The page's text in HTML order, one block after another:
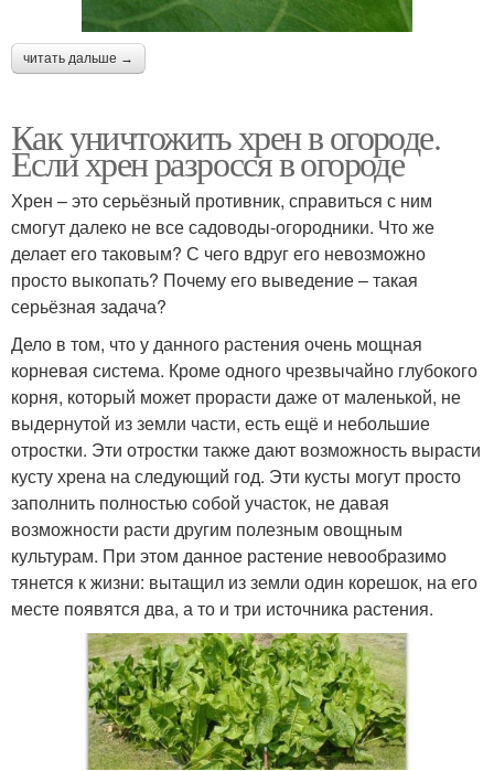
читать дальше →
Как уничтожить хрен в огороде.
Если хрен разросся в огороде
Хрен – это серьёзный противник, справиться с ним
смогут далеко не все садоводы-огородники. Что же
делает его таковым? С чего вдруг его невозможно
просто выкопать? Почему его выведение – такая
серьёзная задача?
Дело в том, что у данного растения очень мощная
корневая система. Кроме одного чрезвычайно глубокого
корня, который может прорасти даже от маленькой, не
выдернутой из земли части, есть ещё и небольшие
отростки. Эти отростки также дают возможность вырасти
кусту хрена на следующий год. Эти кусты могут просто
заполнить полностью собой участок, не давая
возможности расти другим полезным овощным
культурам. При этом данное растение невообразимо
тянется к жизни: вытащил из земли один корешок, на его
месте появятся два, а то и три источника растения.